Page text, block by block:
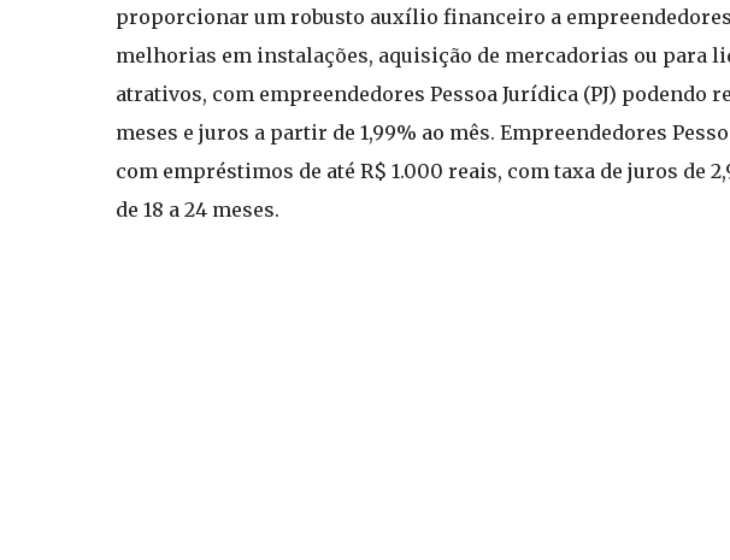
proporcionar um robusto auxílio financeiro a
melhorias em instalações, aquisição de mercadorias ou para
atrativos, com empreendedores Pessoa Jurídica (PJ) podendo
meses e juros a partir de 1,99% ao mês. Empreendedores
com empréstimos de até R$ 1.000 reais, com taxa de juros de
de 18 a 24 meses.